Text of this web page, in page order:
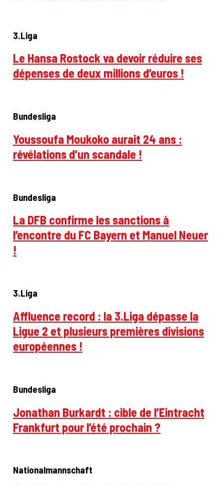
3.Liga
Le Hansa Rostock va devoir réduire ses
dépenses de deux millions d’euros !
Bundesliga
Youssoufa Moukoko aurait 24 ans :
révélations d’un scandale !
Bundesliga
La DFB confirme les sanctions à
l’encontre du FC Bayern et Manuel Neuer
!
3.Liga
Affluence record : la 3.Liga dépasse la
Ligue 2 et plusieurs premières divisions
européennes !
Bundesliga
Jonathan Burkardt : cible de l’Eintracht
Frankfurt pour l’été prochain ?
Nationalmannschaft